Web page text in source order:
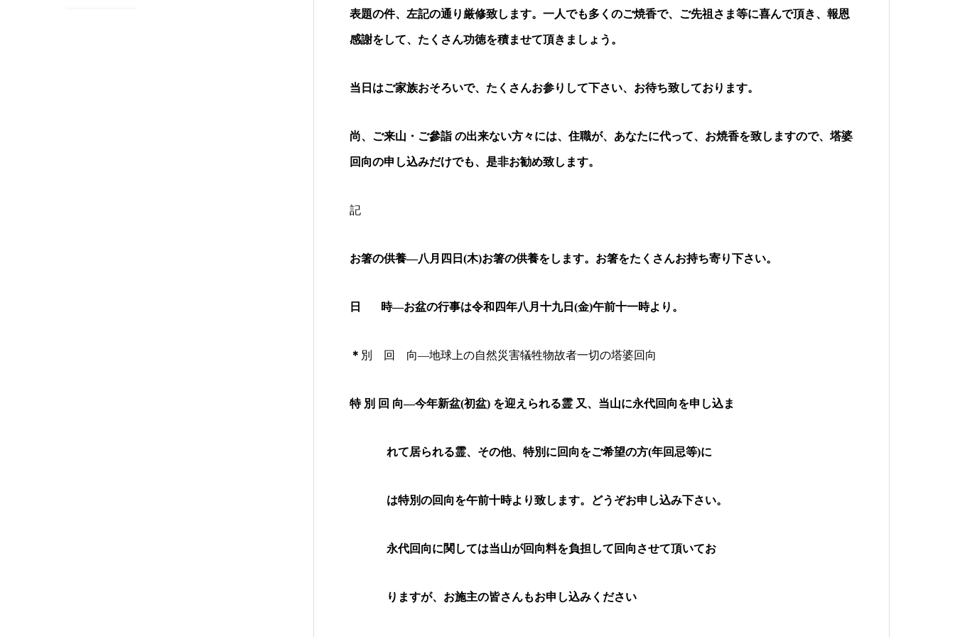
表題の件、左記の通り厳修致します。一人でも多くのご焼香で、ご先祖さま等に喜んで頂き、報恩
感謝をして、たくさん功徳を積ませて頂きましょう。
当日はご家族おそろいで、たくさんお参りして下さい、お待ち致しております。
尚、ご来山・ご參詣 の出来ない方々には、住職が、あなたに代って、お焼香を致しますので、塔婆
回向の申し込みだけでも、是非お勧め致します。
記
お箸の供養―八月四日(木)お箸の供養をします。お箸をたくさんお持ち寄り下さい。
日 時―お盆の行事は令和四年八月十九日(金)午前十一時より。
＊ 別 回 向―地球上の自然災害犠牲物故者一切の塔婆回向
特 別 回 向―今年新盆(初盆) を迎えられる霊 又、当山に永代回向を申し込ま
れて居られる霊、その他、特別に回向をご希望の方(年回忌等)に
は特別の回向を午前十時より致します。どうぞお申し込み下さい。
永代回向に関しては当山が回向料を負担して回向させて頂いてお
りますが、お施主の皆さんもお申し込みください